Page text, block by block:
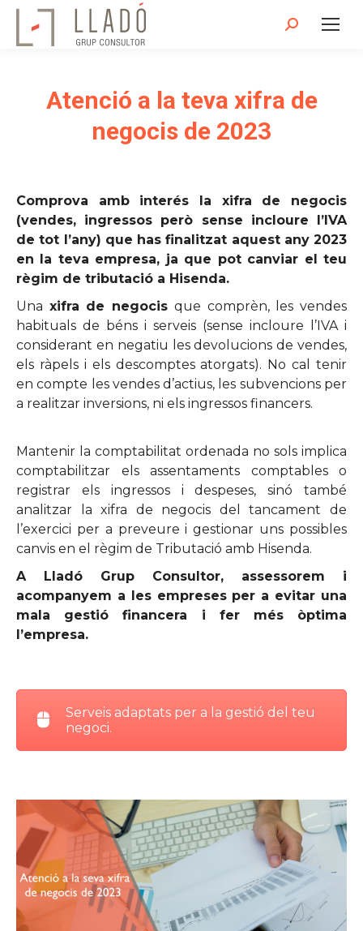
Search:
Atenció a la teva xifra de
negocis de 2023
Comprova amb interés la xifra de negocis
(vendes, ingressos però sense incloure l’IVA
de tot l’any) que has finalitzat aquest any 2023
en la teva empresa, ja que pot canviar el teu
règim de tributació a Hisenda.
Una xifra de negocis que comprèn, les vendes
habituals de béns i serveis (sense incloure l’IVA i
considerant en negatiu les devolucions de vendes,
els ràpels i els descomptes atorgats). No cal tenir
en compte les vendes d’actius, les subvencions per
a realitzar inversions, ni els ingressos financers.
Mantenir la comptabilitat ordenada no sols implica
comptabilitzar els assentaments comptables o
registrar els ingressos i despeses, sinó també
analitzar la xifra de negocis del tancament de
l’exercici per a preveure i gestionar uns possibles
canvis en el règim de Tributació amb Hisenda.
A Lladó Grup Consultor, assessorem i
acompanyem a les empreses per a evitar una
mala gestió financera i fer més òptima
l’empresa.
Serveis adaptats per a la gestió del teu
negoci.